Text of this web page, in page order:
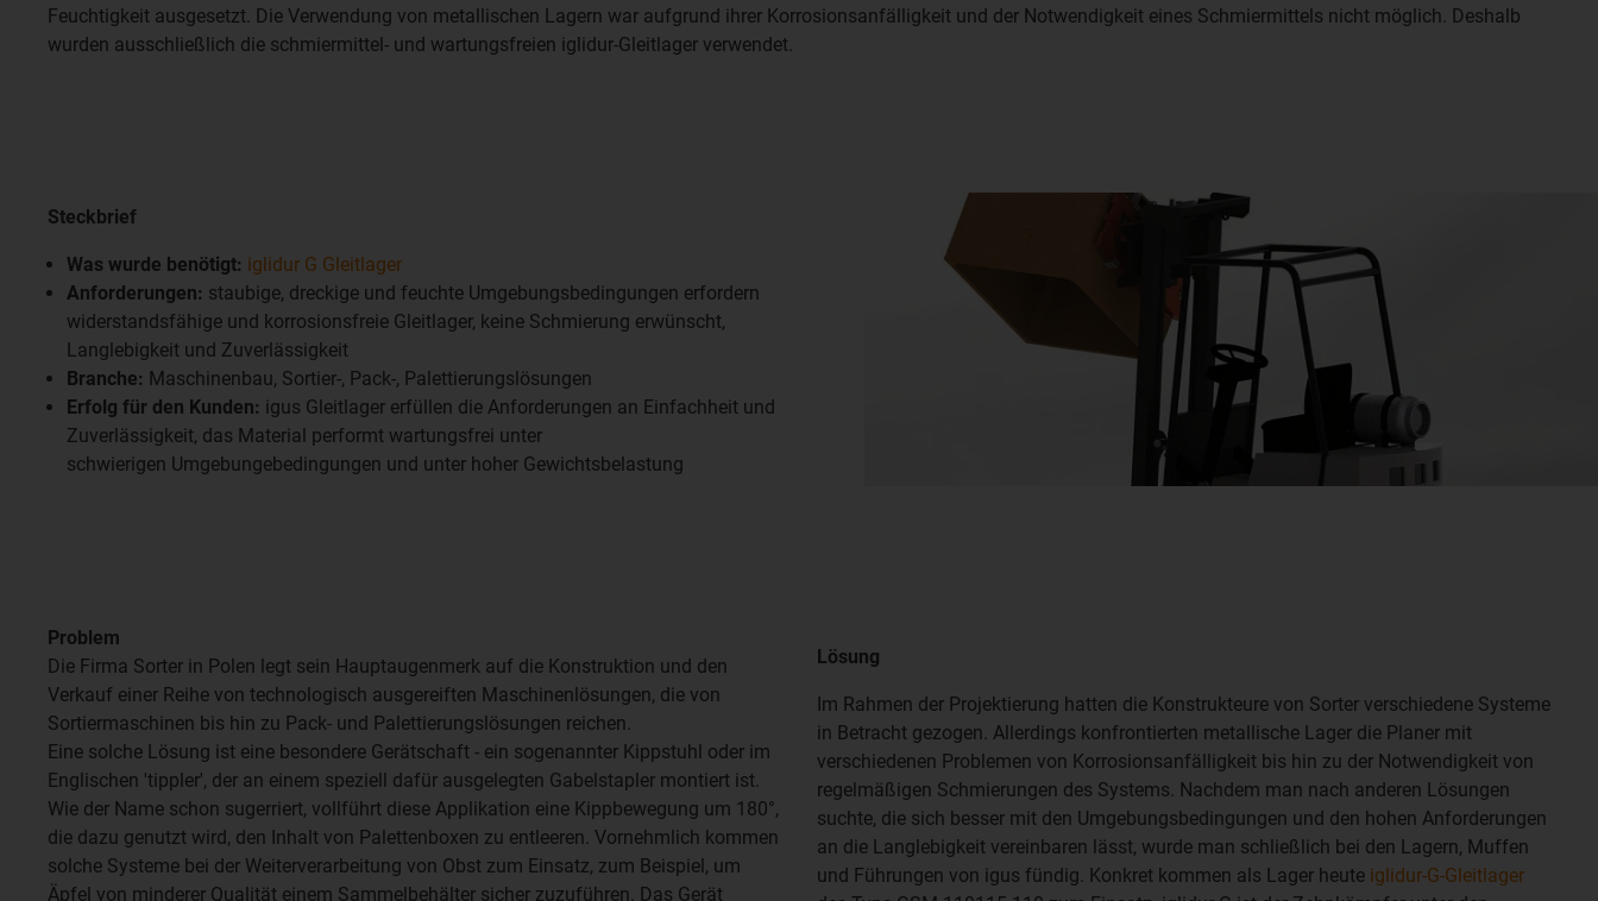
Feuchtigkeit ausgesetzt. Die Verwendung von metallischen Lagern war aufgrund ihrer Korrosionsanfälligkeit und der Notwendigkeit eines Schmiermittels nicht möglich. Deshalb
wurden ausschließlich die schmiermittel- und wartungsfreien iglidur-Gleitlager verwendet.
Steckbrief
Was wurde benötigt: iglidur G Gleitlager
Anforderungen: staubige, dreckige und feuchte Umgebungsbedingungen erfordern
widerstandsfähige und korrosionsfreie Gleitlager, keine Schmierung erwünscht,
Langlebigkeit und Zuverlässigkeit
Branche: Maschinenbau, Sortier-, Pack-, Palettierungslösungen
Erfolg für den Kunden: igus Gleitlager erfüllen die Anforderungen an Einfachheit und
Zuverlässigkeit, das Material performt wartungsfrei unter
schwierigen Umgebungebedingungen und unter hoher Gewichtsbelastung
Problem
Die Firma Sorter in Polen legt sein Hauptaugenmerk auf die Konstruktion und den
Verkauf einer Reihe von technologisch ausgereiften Maschinenlösungen, die von
Sortiermaschinen bis hin zu Pack- und Palettierungslösungen reichen.
Eine solche Lösung ist eine besondere Gerätschaft - ein sogenannter Kippstuhl oder im
Englischen 'tippler', der an einem speziell dafür ausgelegten Gabelstapler montiert ist.
Wie der Name schon sugerriert, vollführt diese Applikation eine Kippbewegung um 180°,
die dazu genutzt wird, den Inhalt von Palettenboxen zu entleeren. Vornehmlich kommen
solche Systeme bei der Weiterverarbeitung von Obst zum Einsatz, zum Beispiel, um
Äpfel von minderer Qualität einem Sammelbehälter sicher zuzuführen. Das Gerät
Lösung
Im Rahmen der Projektierung hatten die Konstrukteure von Sorter verschiedene Systeme
in Betracht gezogen. Allerdings konfrontierten metallische Lager die Planer mit
verschiedenen Problemen von Korrosionsanfälligkeit bis hin zu der Notwendigkeit von
regelmäßigen Schmierungen des Systems. Nachdem man nach anderen Lösungen
suchte, die sich besser mit den Umgebungsbedingungen und den hohen Anforderungen
an die Langlebigkeit vereinbaren lässt, wurde man schließlich bei den Lagern, Muffen
und Führungen von igus fündig. Konkret kommen als Lager heute iglidur-G-Gleitlager